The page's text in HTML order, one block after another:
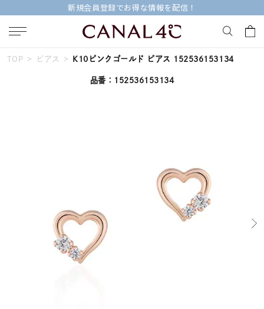
新規会員登録でお得な情報を配信！
キーワードで検索する
Canal４℃
カテゴリー
TOP ピアス K10ピンクゴールド ピアス 152536153134
品番：152536153134